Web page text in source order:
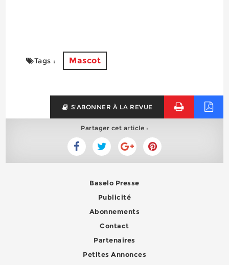
Tags : Mascot
S'ABONNER À LA REVUE
Partager cet article :
Baselo Presse
Publicité
Abonnements
Contact
Partenaires
Petites Annonces